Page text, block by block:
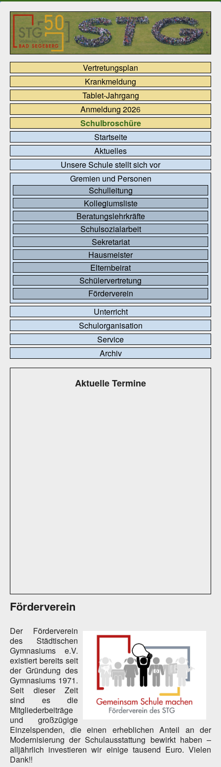
Vertretungsplan
Krankmeldung
Tablet-Jahrgang
Anmeldung 2026
Schulbroschüre
Startseite
Aktuelles
Unsere Schule stellt sich vor
Gremien und Personen
Schulleitung
Kollegiumsliste
Beratungslehrkräfte
Schulsozialarbeit
Sekretariat
Hausmeister
Elternbeirat
Schülervertretung
Förderverein
Unterricht
Schulorganisation
Service
Archiv
Aktuelle Termine
Förderverein
Der Förderverein
des Städtischen
Gymnasiums e.V.
existiert bereits seit
der Gründung des
Gymnasiums 1971.
Seit dieser Zeit
sind es die
Mitgliederbeiträge
und großzügige
Einzelspenden, die einen erheblichen Anteil an der
Modernisierung der Schulausstattung bewirkt haben –
alljährlich investieren wir einige tausend Euro. Vielen
Dank!!